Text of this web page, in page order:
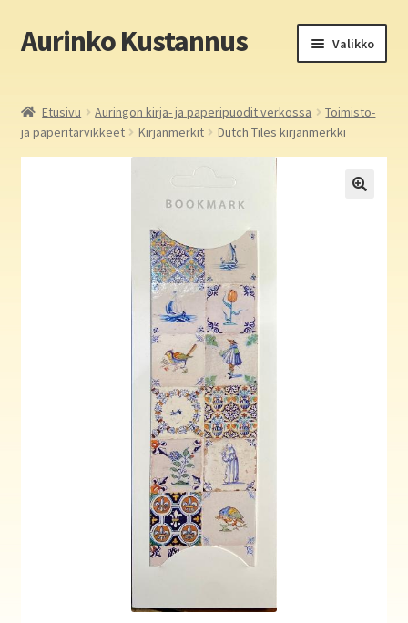
Siirry
navigointiin
Siirry
sisältöön
Aurinko Kustannus Valikko
Yritys
Aurinko Kustannus: kirjat
Auringon kirja- ja paperipuodit verkossa
Haluatko kirjailijaksi?
Etusivu Auringon kirja- ja paperipuodit verkossa
Toimisto-
ja paperitarvikkeet
Kirjanmerkit Dutch Tiles kirjanmerkki